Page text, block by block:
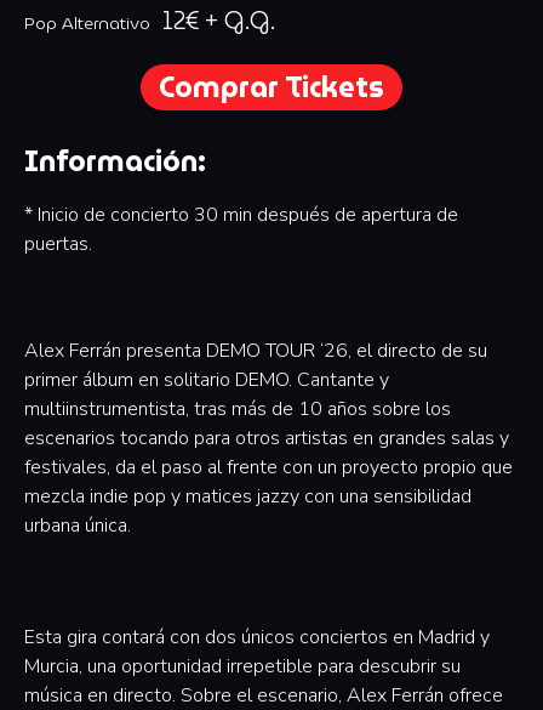
Pop Alternativo 12€ + G.G.
Comprar Tickets
Información:
* Inicio de concierto 30 min después de apertura de
puertas.
Alex Ferrán presenta DEMO TOUR ‘26, el directo de su
primer álbum en solitario DEMO. Cantante y
multiinstrumentista, tras más de 10 años sobre los
escenarios tocando para otros artistas en grandes salas y
festivales, da el paso al frente con un proyecto propio que
mezcla indie pop y matices jazzy con una sensibilidad
urbana única.
Esta gira contará con dos únicos conciertos en Madrid y
Murcia, una oportunidad irrepetible para descubrir su
música en directo. Sobre el escenario, Alex Ferrán ofrece